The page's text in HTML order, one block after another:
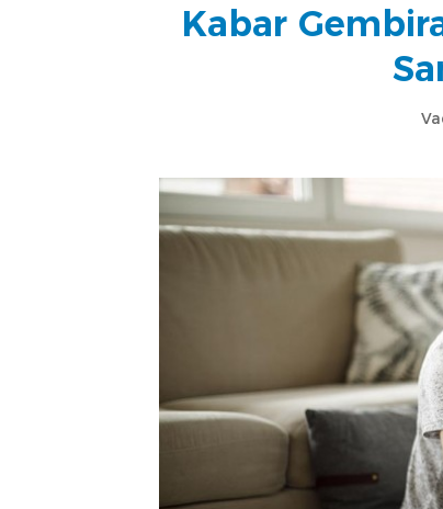
Kabar